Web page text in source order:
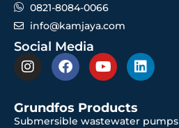
0821-8084-0066
info@kamjaya.com
Social Media
Grundfos Products
Submersible wastewater pumps